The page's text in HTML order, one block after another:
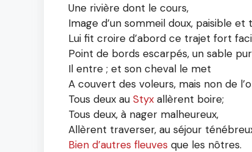
Une rivière dont le cours,
Image d’un sommeil doux, paisible et
Lui fit croire d’abord ce trajet fort
Point de bords escarpés, un sable
Il entre ; et son cheval le met
A couvert des voleurs, mais non de
Tous deux au Styx allèrent boire;
Tous deux, à nager malheureux,
Allèrent traverser, au séjour
Bien d’autres fleuves que les nôtres.